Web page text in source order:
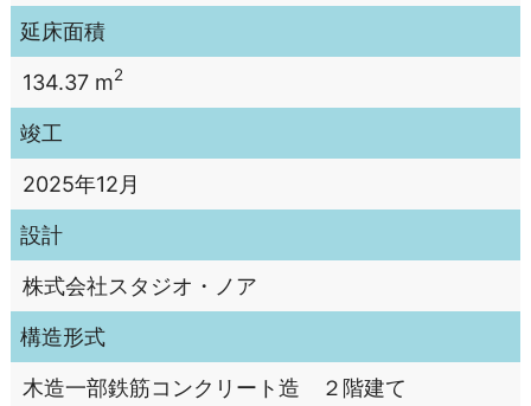
延床面積
134.37 m2
竣工
2025年12月
設計
株式会社スタジオ・ノア
構造形式
木造一部鉄筋コンクリート造 ２階建て